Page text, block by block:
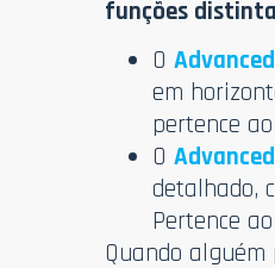
funções
O
em
pertence
O
detalhado,
Pertence
Quando alguém